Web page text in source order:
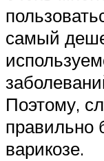
самый
Поэтому,
правильно
варикозе.